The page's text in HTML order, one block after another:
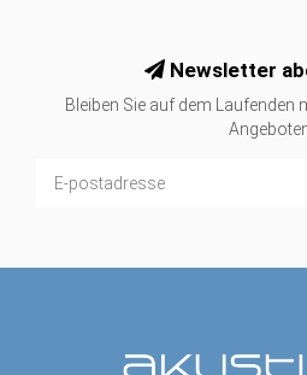
Newsletter
Bleiben Sie auf dem Laufenden